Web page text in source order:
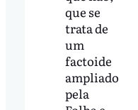
que se
trata de
um
factoide
ampliado
pela